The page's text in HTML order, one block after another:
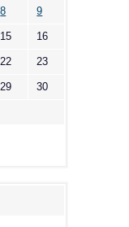
8 9
15 16
22 23
29 30